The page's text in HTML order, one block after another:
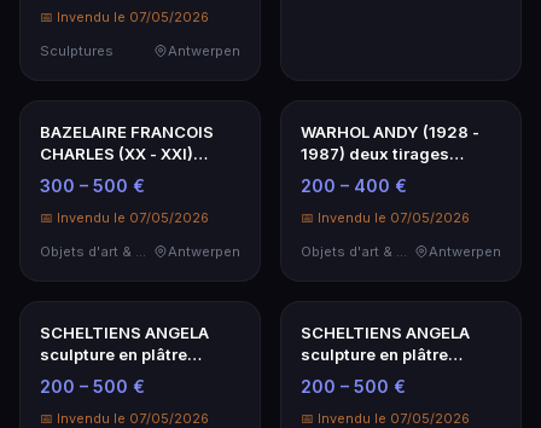
📅 Invendu le 07/05/2026
Sculptures
Antwerpen
peinture acrylique sur…
300 – 500 €
📅 Invendu le 07/05/2026
Objets d'art & Curiosités
Antwerpen
numériques - n° 71/50…
200 – 400 €
📅 Invendu le 07/05/2026
Objets d'art & Curiosités
Antwerpen